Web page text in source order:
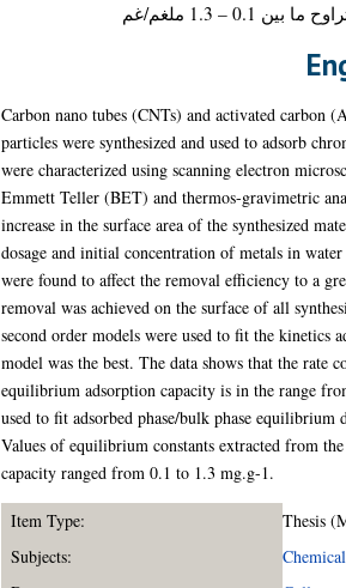
Carbon nano tubes (CNTs) and activated carbon
particles were synthesized and used to adsorb
were characterized using scanning electron
Emmett Teller (BET) and thermos-gravimetric
increase in the surface area of the synthesized
dosage and initial concentration of metals in
were found to affect the removal efficiency to a
removal was achieved on the surface of all
second order models were used to fit the kinetics
model was the best. The data shows that the rate
equilibrium adsorption capacity is in the range
used to fit adsorbed phase/bulk phase
Values of equilibrium constants extracted from
capacity ranged from 0.1 to 1.3 mg.g-1.
Item Type:
Thesis
Subjects: